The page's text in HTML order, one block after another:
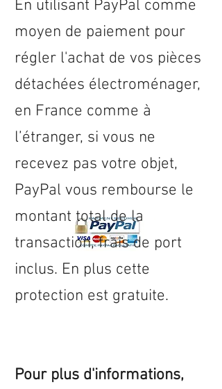
En utilisant PayPal comme
moyen de paiement pour
régler l'achat de vos pièces
détachées électroménager,
en France comme à
l’étranger, si vous ne
recevez pas votre objet,
PayPal vous rembourse le
montant total de la
transaction, frais de port
inclus. En plus cette
protection est gratuite.
Pour plus d'informations,